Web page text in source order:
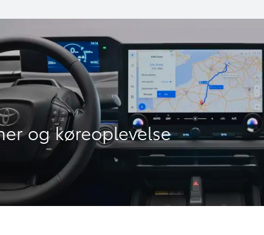
og køreoplevelse